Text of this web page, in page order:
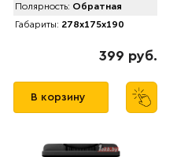
Полярность: Обратная
Габариты: 278x175x190
399 руб.
В корзину